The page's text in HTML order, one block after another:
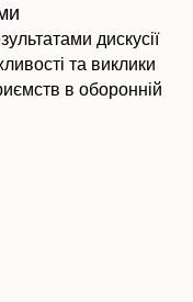
дискусії
та виклики
в оборонній